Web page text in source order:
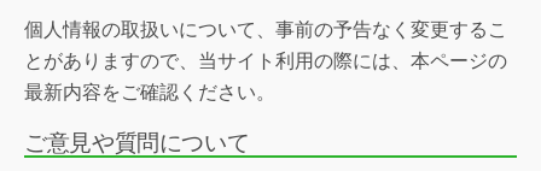
個人情報の取扱いについて、事前の予告なく変更するこ
とがありますので、当サイト利用の際には、本ページの
最新内容をご確認ください。
ご意見や質問について